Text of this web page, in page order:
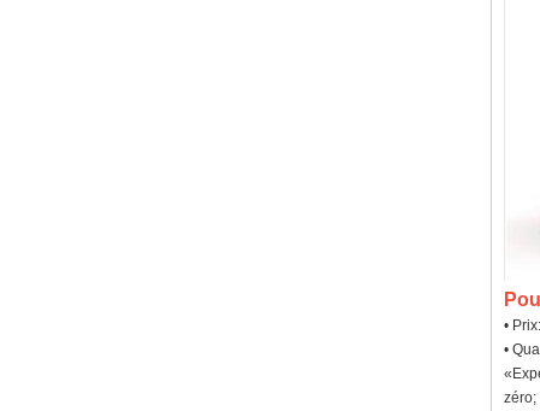
•
•
zéro;